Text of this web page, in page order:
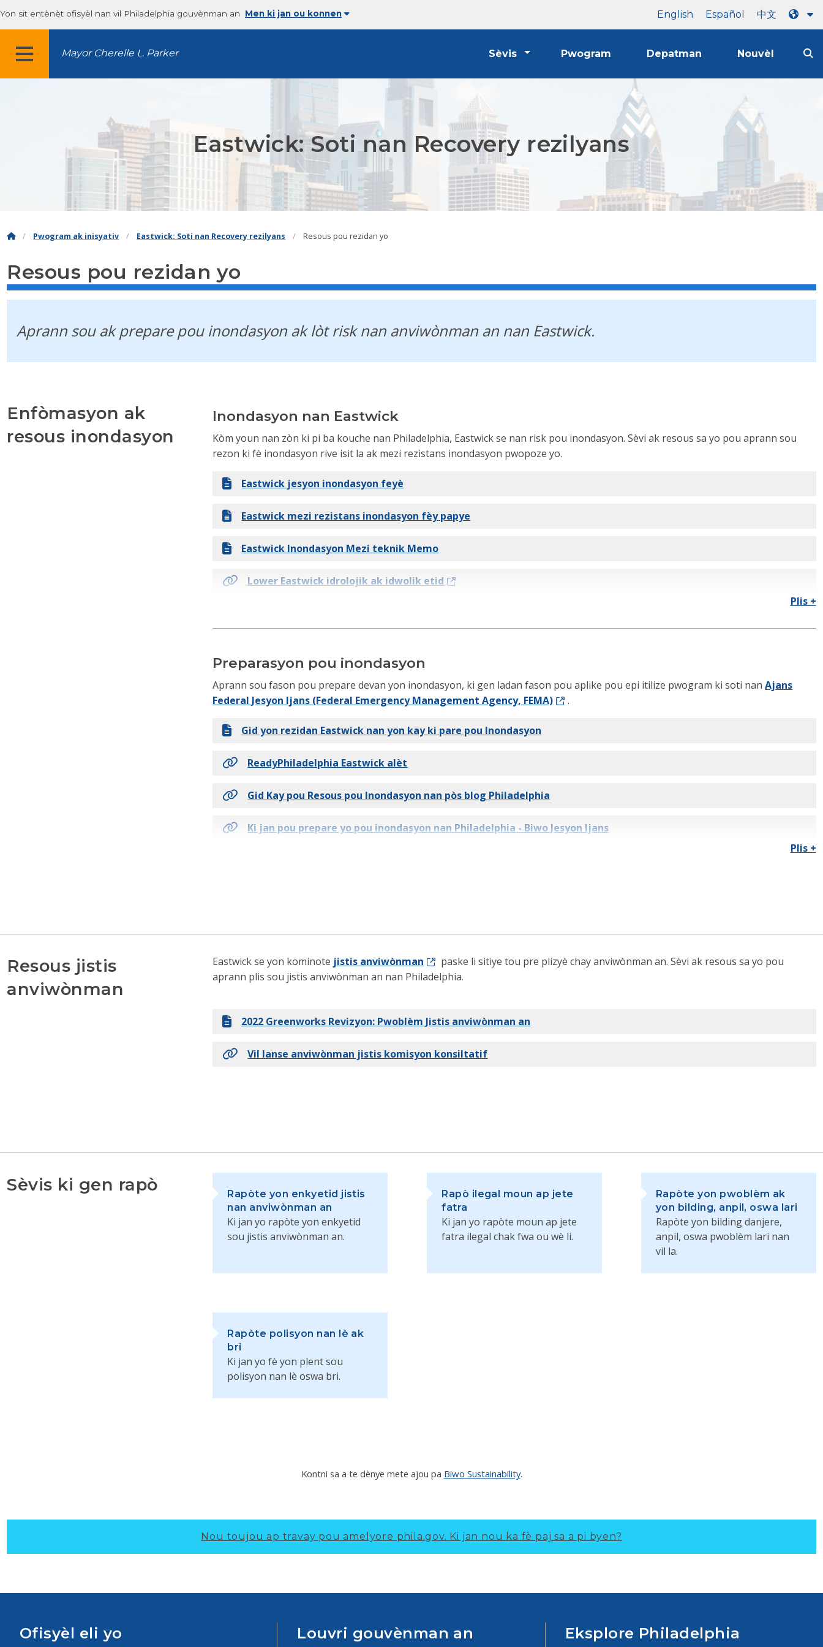
Yon sit entènèt ofisyèl nan vil Philadelphia gouvènman an Men ki jan ou konnen English Español 中文
MENU
Mayor Cherelle L. Parker Sèvis Pwogram Depatman Nouvèl
Eastwick: Soti nan Recovery rezilyans
Pwogram ak inisyativ Eastwick: Soti nan Recovery rezilyans Resous pou rezidan yo
Resous pou rezidan yo
Aprann sou ak prepare pou inondasyon ak lòt risk nan anviwònman an nan Eastwick.
Enfòmasyon ak
resous inondasyon
Inondasyon nan Eastwick
Kòm youn nan zòn ki pi ba kouche nan Philadelphia, Eastwick se nan risk pou inondasyon. Sèvi ak resous sa yo pou aprann sou
rezon ki fè inondasyon rive isit la ak mezi rezistans inondasyon pwopoze yo.
Eastwick jesyon inondasyon feyè
Eastwick mezi rezistans inondasyon fèy papye
Eastwick Inondasyon Mezi teknik Memo
Lower Eastwick idrolojik ak idwolik etid
Plis +
Preparasyon pou inondasyon
Aprann sou fason pou prepare devan yon inondasyon, ki gen ladan fason pou aplike pou epi itilize pwogram ki soti nanAjans
Federal Jesyon Ijans (Federal Emergency Management Agency, FEMA)
.
Gid yon rezidan Eastwick nan yon kay ki pare pou Inondasyon
ReadyPhiladelphia Eastwick alèt
Gid Kay pou Resous pou Inondasyon nan pòs blog Philadelphia
Ki jan pou prepare yo pou inondasyon nan Philadelphia - Biwo Jesyon Ijans
Gid Eksplikasyon To FEMA a
Plis +
Resous jistis
anviwònman
Eastwick se yon kominote jistis anviwònman
paske li sitiye tou pre plizyè chay anviwònman an. Sèvi ak resous sa yo pou
aprann plis sou jistis anviwònman an nan Philadelphia.
2022 Greenworks Revizyon: Pwoblèm Jistis anviwònman an
Vil lanse anviwònman jistis komisyon konsiltatif
Sèvis ki gen rapò
Rapòte yon enkyetid jistis
nan anviwònman an
Ki jan yo rapòte yon enkyetid
sou jistis anviwònman an.
Rapò ilegal moun ap jete
fatra
Ki jan yo rapòte moun ap jete
fatra ilegal chak fwa ou wè li.
Rapòte yon pwoblèm ak
yon bilding, anpil, oswa lari
Rapòte yon bilding danjere,
anpil, oswa pwoblèm lari nan
vil la.
Rapòte polisyon nan lè ak
bri
Ki jan yo fè yon plent sou
polisyon nan lè oswa bri.
Kontni sa a te dènye mete ajou pa Biwo Sustainability.
Nou toujou ap travay pou amelyore phila.gov. Ki jan nou ka fè paj sa a pi byen?
Ofisyèl eli yo Louvri gouvènman an Eksplore Philadelphia